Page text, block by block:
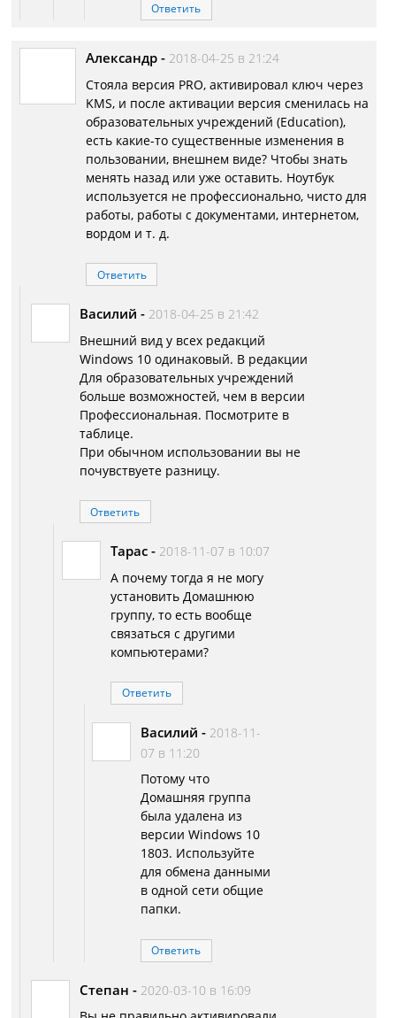
Ответить
Александр - 2018-04-25 в 21:24
Стояла версия PRO, активировал ключ через
KMS, и после активации версия сменилась на
образовательных учреждений (Education),
есть какие-то существенные изменения в
пользовании, внешнем виде? Чтобы знать
менять назад или уже оставить. Ноутбук
используется не профессионально, чисто для
работы, работы с документами, интернетом,
вордом и т. д.
Ответить
Василий - 2018-04-25 в 21:42
Внешний вид у всех редакций
Windows 10 одинаковый. В редакции
Для образовательных учреждений
больше возможностей, чем в версии
Профессиональная. Посмотрите в
таблице.
При обычном использовании вы не
почувствуете разницу.
Ответить
Тарас - 2018-11-07 в 10:07
А почему тогда я не могу
установить Домашнюю
группу, то есть вообще
связаться с другими
компьютерами?
Ответить
Василий - 2018-11-
07 в 11:20
Потому что
Домашняя группа
была удалена из
версии Windows 10
1803. Используйте
для обмена данными
в одной сети общие
папки.
Ответить
Степан - 2020-03-10 в 16:09